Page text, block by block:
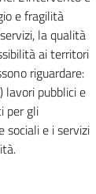
e fragilità
la qualità
ai territori
riguardare:
lavori pubblici e
per gli
e i servizi